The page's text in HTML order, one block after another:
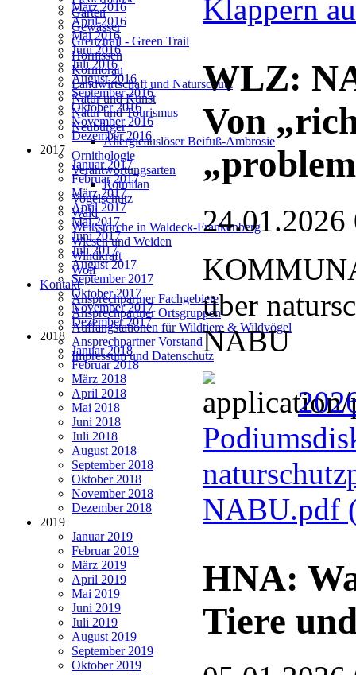
Garten
Gewässer
Grenztrail - Green Trail
Hornissen
Kormoran
Landwirtschaft und Naturschutz
Natur und Kunst
Natur und Tourismus
Neubürger
Allergieauslöser Beifuß-Ambrosie
Ornithologie
Verantwortungsarten
Rotmilan
Vogelschutz
Wald
Weißstörche in Waldeck-Frankenberg
Wiesen und Weiden
Windkraft
Wolf
Kontakt
Ansprechpartner Fachgebiete
Ansprechpartner Ortsgruppen
Auffangstationen für Wildtiere & Wildvögel
Ansprechpartner Vorstand
Impressum und Datenschutz
März 2016
April 2016
Mai 2016
Juni 2016
Juli 2016
August 2016
September 2016
Oktober 2016
November 2016
Dezember 2016
2017
Januar 2017
Februar 2017
März 2017
April 2017
Mai 2017
Juni 2017
Juli 2017
August 2017
September 2017
Oktober 2017
November 2017
Dezember 2017
2018
Januar 2018
Februar 2018
März 2018
April 2018
Mai 2018
Juni 2018
Juli 2018
August 2018
September 2018
Oktober 2018
November 2018
Dezember 2018
2019
Januar 2019
Februar 2019
März 2019
April 2019
Mai 2019
Juni 2019
Juli 2019
August 2019
September 2019
Oktober 2019
Klappern
WLZ:
Von
24.01.2026
über
NABU
NABU.pdf
HNA:
Tiere